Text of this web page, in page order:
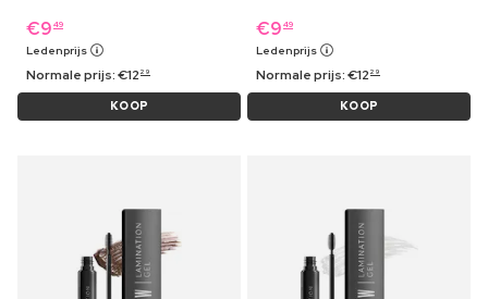
€9 49
Ledenprijs
Normale prijs:€12 29
KOOP
€9 49
Ledenprijs
Normale prijs:€12 29
KOOP